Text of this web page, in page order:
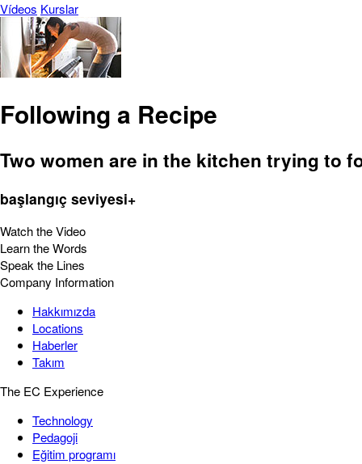
Vídeos Kurslar
Following a Recipe
Two women are in the kitchen trying to
başlangıç seviyesi+
Watch the Video
Learn the Words
Speak the Lines
Company Information
Hakkımızda
Locations
Haberler
Takım
The EC Experience
Technology
Pedagoji
Eğitim programı